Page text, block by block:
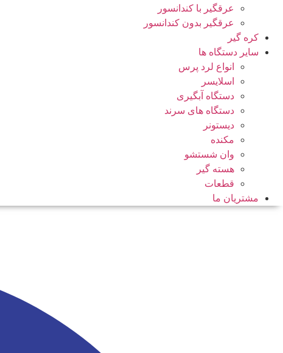
عرقگیر با کندانسور
عرقگیر بدون کندانسور
کره گیر
سایر دستگاه ها
انواع لرد پرس
اسلایسر
دستگاه آبگیری
دستگاه های سرند
دیستونر
مکنده
وان شستشو
هسته گیر
قطعات
مشتریان ما